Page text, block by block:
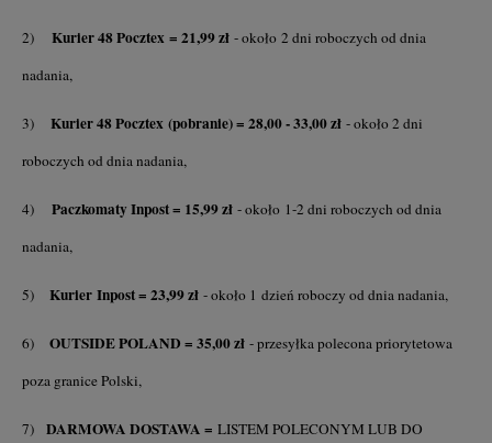
2) Kurier 48 Pocztex = 21,99 zł - około 2 dni roboczych od dnia
nadania,
3) Kurier 48 Pocztex (pobranie) = 28,00 - 33,00 zł - około 2 dni
roboczych od dnia nadania,
4) Paczkomaty Inpost = 15,99 zł - około 1-2 dni roboczych od dnia
nadania,
5) Kurier Inpost = 23,99 zł - około 1 dzień roboczy od dnia nadania,
6) OUTSIDE POLAND = 35,00 zł - przesyłka polecona priorytetowa
poza granice Polski,
7) DARMOWA DOSTAWA = LISTEM POLECONYM LUB DO